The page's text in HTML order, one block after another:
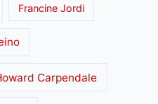
Francine Jordi
Carpendale